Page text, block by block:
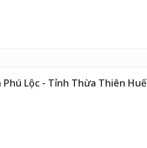
Lộc - Tỉnh Thừa Thiên Huế